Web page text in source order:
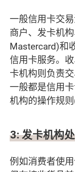
一般信用卡交
商户、发卡机
Mastercard)和
信用卡服务。
卡机构则负责
一般都是信用
机构的操作规
3:发卡机构
例如消费者使